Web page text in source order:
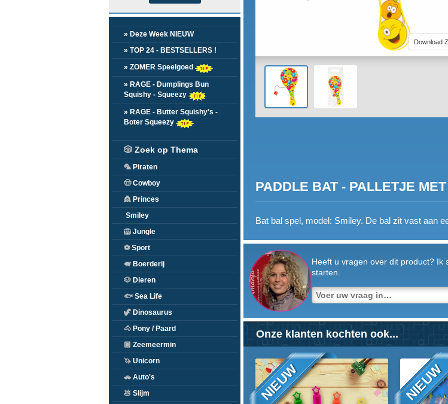
» Deze Week NIEUW
» TOP 24 - BESTSELLERS !
» ZOMER Speelgoed
» RAGE - Dumplings Bun
Squishy - Squeezy
» RAGE - Butter Squishy's -
Boter Squeezy
🎲 Zoek op Thema
🦜 Piraten
🤠Cowboy
👸 Princes
Smiley
🦁 Jungle
⚽Sport
🐖 Boerderij
🐶 Dieren
🐟 Sea Life
🦖 Dinosaurus
🐴 Pony / Paard
🏽 Zeemeermin
🦄 Unicorn
🚗 Auto's
💩 Slijm
Download
PADDLE BAT - PALLETJE
Bat bal spel, model: Smiley. De bal zit vast aan
Heeft u vragen over dit product? Ik
starten.
Onze klanten kochten ook...
NIEUW NIEUW